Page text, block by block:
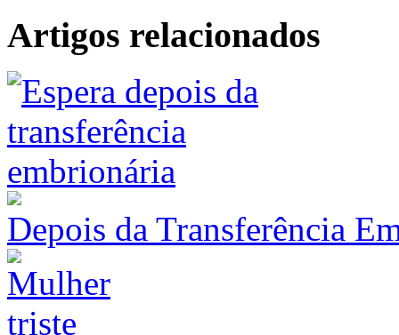
Artigos relacionados
Depois da Transferência